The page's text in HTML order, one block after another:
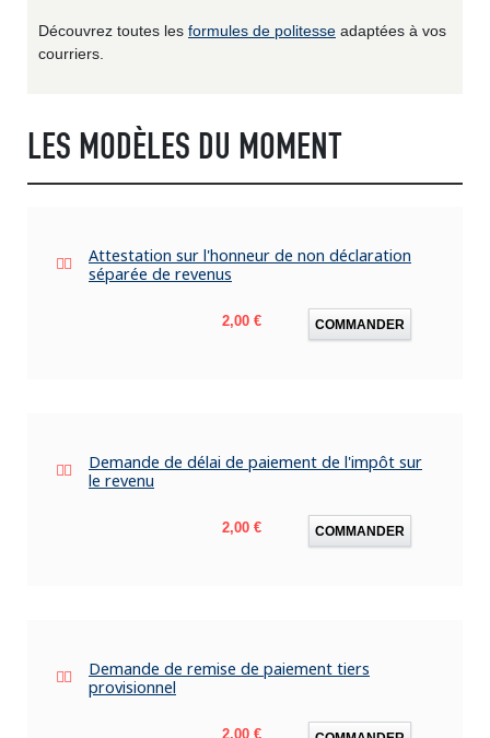
Découvrez toutes les formules de politesse adaptées à vos
courriers.
LES MODÈLES DU MOMENT
Attestation sur l'honneur de non déclaration
séparée de revenus
Prix
2,00 € COMMANDER
Demande de délai de paiement de l'impôt sur
le revenu
Prix
2,00 € COMMANDER
Demande de remise de paiement tiers
provisionnel
Prix
2,00 €